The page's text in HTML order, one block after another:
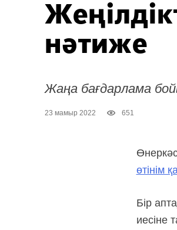
нәтиже
Жаңа бағдарлама
23 мамыр 2022 651
өтінім
Бір
иесіне